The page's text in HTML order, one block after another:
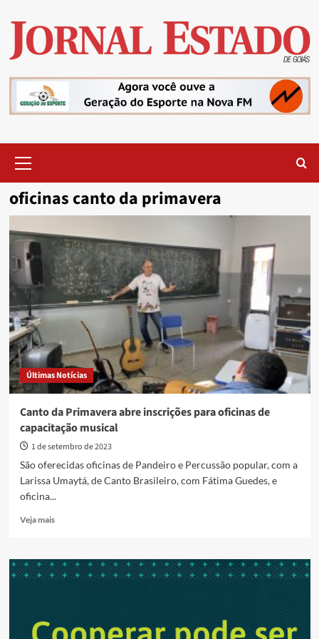
content
Menu
oficinas canto da primavera
Últimas Notícias
Canto da Primavera abre inscrições para oficinas de
capacitação musical
1 de setembro de 2023
São oferecidas oficinas de Pandeiro e Percussão popular, com a
Larissa Umaytá, de Canto Brasileiro, com Fátima Guedes, e
oficina...
Veja maisRead
Canto
para